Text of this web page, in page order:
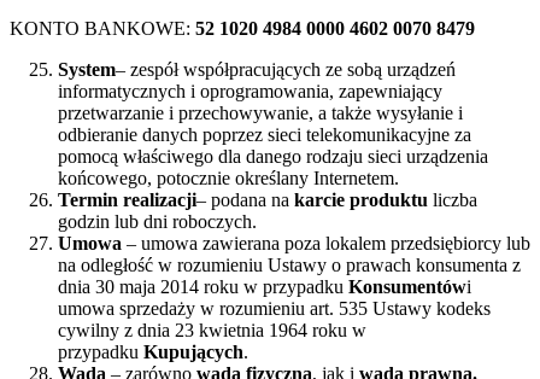
KONTO BANKOWE: 52 1020 4984 0000 4602 0070 8479
System– zespół współpracujących ze sobą urządzeń
informatycznych i oprogramowania, zapewniający
przetwarzanie i przechowywanie, a także wysyłanie i
odbieranie danych poprzez sieci telekomunikacyjne za
pomocą właściwego dla danego rodzaju sieci urządzenia
końcowego, potocznie określany Internetem.
Termin realizacji– podana na karcie produktu liczba
godzin lub dni roboczych.
Umowa – umowa zawierana poza lokalem przedsiębiorcy lub
na odległość w rozumieniu Ustawy o prawach konsumenta z
dnia 30 maja 2014 roku w przypadku Konsumentówi
umowa sprzedaży w rozumieniu art. 535 Ustawy kodeks
cywilny z dnia 23 kwietnia 1964 roku w
przypadku Kupujących.
Wada – zarówno wada fizyczna, jak i wada prawna.